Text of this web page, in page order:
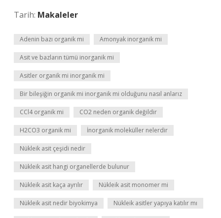
Tarih: Makaleler
Adenin bazı organik mi Amonyak inorganik mi
Asit ve bazların tümü inorganik mi
Asitler organik mi inorganik mi
Bir bileşiğin organik mi inorganik mi olduğunu nasıl anlarız
CCl4 organik mi CO2 neden organik değildir
H2CO3 organik mi İnorganik moleküller nelerdir
Nükleik asit çeşidi nedir
Nükleik asit hangi organellerde bulunur
Nükleik asit kaça ayrılır Nükleik asit monomer mi
Nükleik asit nedir biyokimya Nükleik asitler yapıya katılır mı